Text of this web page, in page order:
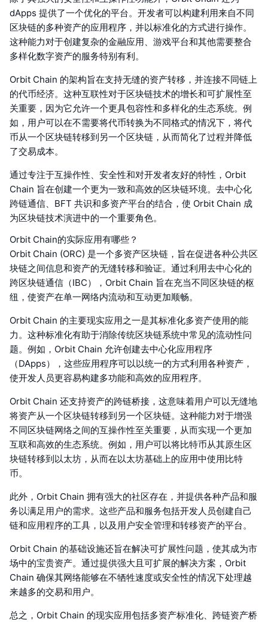
dApps 提供了一个优化的平台。开发者可以构建利用来自不同
区块链的多种资产的应用程序，并以标准化的方式进行操作。
这种能力对于创建复杂的金融应用、游戏平台和其他需要整合
多样化数字资产的服务特别有利。
Orbit Chain 的架构旨在支持无缝的资产转移，并连接不同链上
的代币经济。这种互联性对于区块链技术的增长和可扩展性至
关重要，因为它允许一个更具包容性和多样化的生态系统。例
如，用户可以在不需要将代币转换为不同格式的情况下，将代
币从一个区块链转移到另一个区块链，从而简化了过程并降低
了交易成本。
通过专注于互操作性、安全性和对开发者友好的特性，Orbit
Chain 旨在创建一个更为一致和高效的区块链环境。去中心化
跨链通信、BFT 共识和多资产平台的结合，使 Orbit Chain 成
为区块链技术演进中的一个重要角色。
Orbit Chain的实际应用有哪些？
Orbit Chain (ORC) 是一个多资产区块链，旨在促进各种公共区
块链之间信息和资产的无缝转移和验证。通过利用去中心化的
跨区块链通信（IBC），Orbit Chain 旨在充当不同区块链的枢
纽，使资产在单一网络内流动和互动更加顺畅。
Orbit Chain 的主要现实应用之一是其标准化多资产使用的能
力。这种标准化有助于消除传统区块链系统中常见的流动性问
题。例如，Orbit Chain 允许创建去中心化应用程序
（DApps），这些应用程序可以以统一的方式利用各种资产，
使开发人员更容易构建多功能和高效的应用程序。
Orbit Chain 还支持资产的跨链桥接，这意味着用户可以无缝地
将资产从一个区块链转移到另一个区块链。这种能力对于增强
不同区块链网络之间的互操作性至关重要，从而实现一个更加
互联和高效的生态系统。例如，用户可以将比特币从其原生区
块链转移到以太坊，从而在以太坊基础上的应用中使用比特
币。
此外，Orbit Chain 拥有强大的社区存在，并提供各种产品和服
务以满足用户的需求。这些产品和服务包括开发人员创建自己
链和应用程序的工具，以及用户安全管理和转移资产的平台。
Orbit Chain 的基础设施还旨在解决可扩展性问题，使其成为市
场中的宝贵资产。通过提供强大且可扩展的解决方案，Orbit
Chain 确保其网络能够在不牺牲速度或安全性的情况下处理越
来越多的交易和用户。
总之，Orbit Chain 的现实应用包括多资产标准化、跨链资产桥